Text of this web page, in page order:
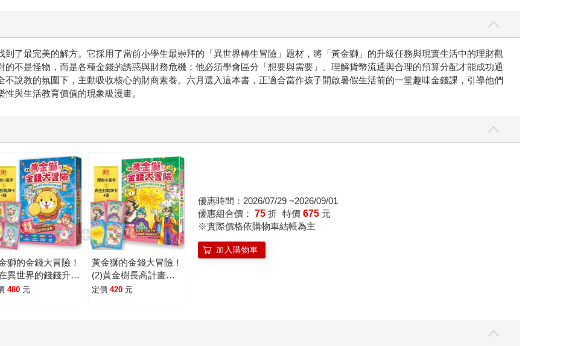
錢大冒險》用漫畫故事把這些看似複雜的理財觀念，變成孩子也能開心吸收的金錢冒險課。 而在編輯與翻譯這
反應是哈哈大笑。書中三位主角的個性鮮明又討喜，小男孩蒼太時常因為自己的貪心、衝動或異想天開而導致資產差
會在意料之外的地方衝動消費。黃金獅亮寶則是魔力無邊但是很貪吃的金錢精靈。作者巧妙地把理財觀念藏進冒險情
尋找一本既有趣又好笑，能讓孩子笑著讀完、又能真正學到理財觀念的
童書，那麼《黃金獅的金錢大冒險》絕對值得一讀！
了最完美的解方。它採用了當前小學生最崇拜的「異世界轉生冒險」題材，將「黃金獅」的升級任務與現實生活中的理財觀
不是怪物，而是各種金錢的誘惑與財務危機；他必須學會區分「想要與需要」、理解貨幣流通與合理的預算分配才能成功通
說教的氛圍下，主動吸收核心的財商素養。六月選入這本書，正適合當作孩子開啟暑假生活前的一堂趣味金錢課，引導他們
與生活教育價值的現象級漫畫。
獅的金錢大冒險！
異世界的錢錢升級
(1)拯救水之國
480 元
黃金獅的金錢大冒險！
(2)黃金樹長高計畫
〔漫畫〕：我在異世界
定價 420 元
優惠時間：2026/07/29 ~2026/09/01
優惠組合價： 75 折 特價 675 元
※實際價格依購物車結帳為主
加入購物車